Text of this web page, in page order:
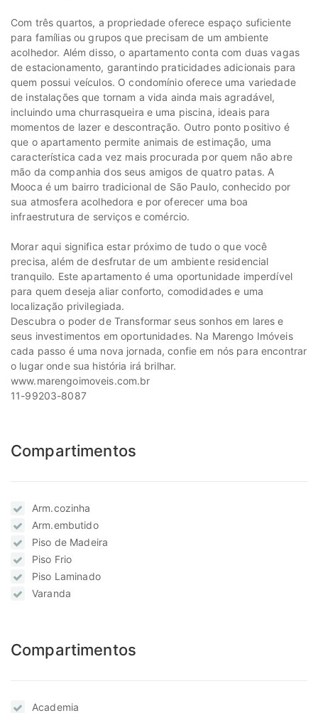
Com três quartos, a propriedade oferece espaço suficiente
para famílias ou grupos que precisam de um ambiente
acolhedor. Além disso, o apartamento conta com duas vagas
de estacionamento, garantindo praticidades adicionais para
quem possui veículos. O condomínio oferece uma variedade
de instalações que tornam a vida ainda mais agradável,
incluindo uma churrasqueira e uma piscina, ideais para
momentos de lazer e descontração. Outro ponto positivo é
que o apartamento permite animais de estimação, uma
característica cada vez mais procurada por quem não abre
mão da companhia dos seus amigos de quatro patas. A
Mooca é um bairro tradicional de São Paulo, conhecido por
sua atmosfera acolhedora e por oferecer uma boa
infraestrutura de serviços e comércio.
Morar aqui significa estar próximo de tudo o que você
precisa, além de desfrutar de um ambiente residencial
tranquilo. Este apartamento é uma oportunidade imperdível
para quem deseja aliar conforto, comodidades e uma
localização privilegiada.
Descubra o poder de Transformar seus sonhos em lares e
seus investimentos em oportunidades. Na Marengo Imóveis
cada passo é uma nova jornada, confie em nós para encontrar
o lugar onde sua história irá brilhar.
www.marengoimoveis.com.br
11-99203-8087
Compartimentos
Arm.cozinha
Arm.embutido
Piso de Madeira
Piso Frio
Piso Laminado
Varanda
Compartimentos
Academia